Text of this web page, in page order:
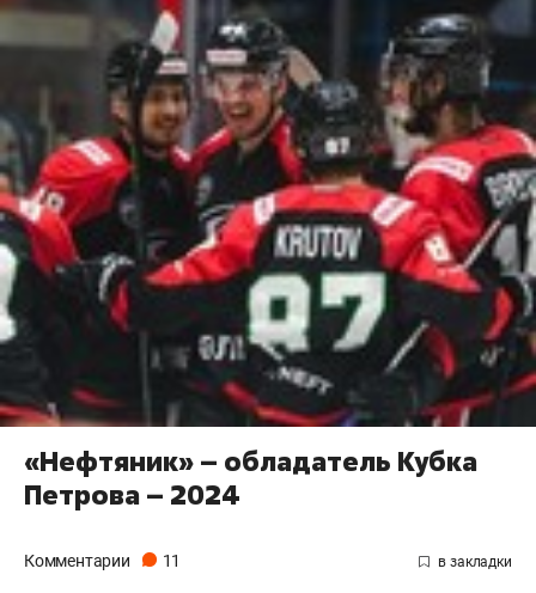
«Нефтяник» – обладатель Кубка
Петрова – 2024
Комментарии 11